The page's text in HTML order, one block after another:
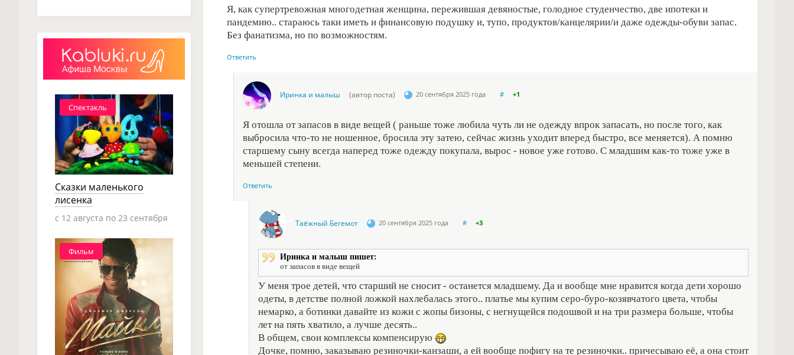
Я, как супертревожная многодетная женщина, пережившая девяностые, голодное студенчество, две ипотеки и
пандемию.. стараюсь таки иметь и финансовую подушку и, тупо, продуктов/канцелярии/и даже одежды-обуви запас.
Без фанатизма, но по возможностям.
Ответить
Иринка и малыш (автор поста) 20 сентября 2025 года # +1
Я отошла от запасов в виде вещей ( раньше тоже любила чуть ли не одежду впрок запасать, но после того, как
выбросила что-то не ношенное, бросила эту затею, сейчас жизнь уходит вперед быстро, все меняется). А помню
старшему сыну всегда наперед тоже одежду покупала, вырос - новое уже готово. С младшим как-то тоже уже в
меньшей степени.
Ответить
Таёжный Бегемот 20 сентября 2025 года # +3
Иринка и малыш пишет:
от запасов в виде вещей
У меня трое детей, что старший не сносит - останется младшему. Да и вообще мне нравится когда дети хорошо
одеты, в детстве полной ложкой нахлебалась этого.. платье мы купим серо-буро-козявчатого цвета, чтобы
немарко, а ботинки давайте из кожи с жопы бизоны, с негнущейся подошвой и на три размера больше, чтобы
лет на пять хватило, а лучше десять..
В общем, свои комплексы компенсирую
Дочке, помню, заказываю резиночки-канзаши, а ей вообще пофигу на те резиночки.. причесываю её, а она стоит
Спектакль
Сказки маленького
лисенка
c 12 августа по 23 сентября
Фильм